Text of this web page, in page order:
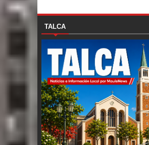
TALCA